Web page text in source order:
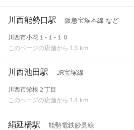
川西能勢口駅 阪急宝塚本線 など
川西市小花１-１-１０
このページの店舗から 1.3 km
川西池田駅 JR宝塚線
川西市栄根２丁目
このページの店舗から 1.4 km
絹延橋駅 能勢電鉄妙見線